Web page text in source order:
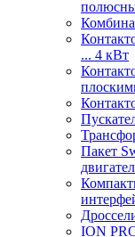
... 4 кВт
Пакет
ION